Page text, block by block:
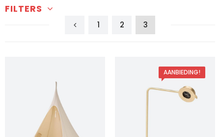
waardering
FILTERS
1 2 3
AANBIEDING!